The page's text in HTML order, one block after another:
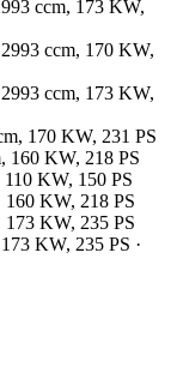
ccm, 173 KW,
ccm, 170 KW,
ccm, 173 KW,
170 KW, 231 PS
160 KW, 218 PS
110 KW, 150 PS
160 KW, 218 PS
173 KW, 235 PS
KW, 235 PS ·